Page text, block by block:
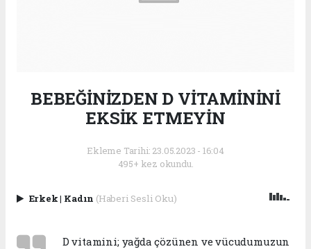
BEBEĞİNİZDEN D VİTAMİNİNİ
EKSİK ETMEYİN
Ekleme Tarihi: 23.05.2023 - 16:04
495+ kez okundu.
Erkek| Kadın (Haberi Sesli Oku)
D vitamini; yağda çözünen ve vücudumuzun